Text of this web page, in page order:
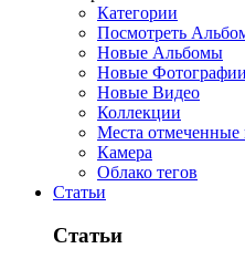
Категории
Посмотреть
Новые Альбомы
Новые Фотографии
Новые Видео
Коллекции
Места отмеченные
Камера
Облако тегов
Статьи
Статьи